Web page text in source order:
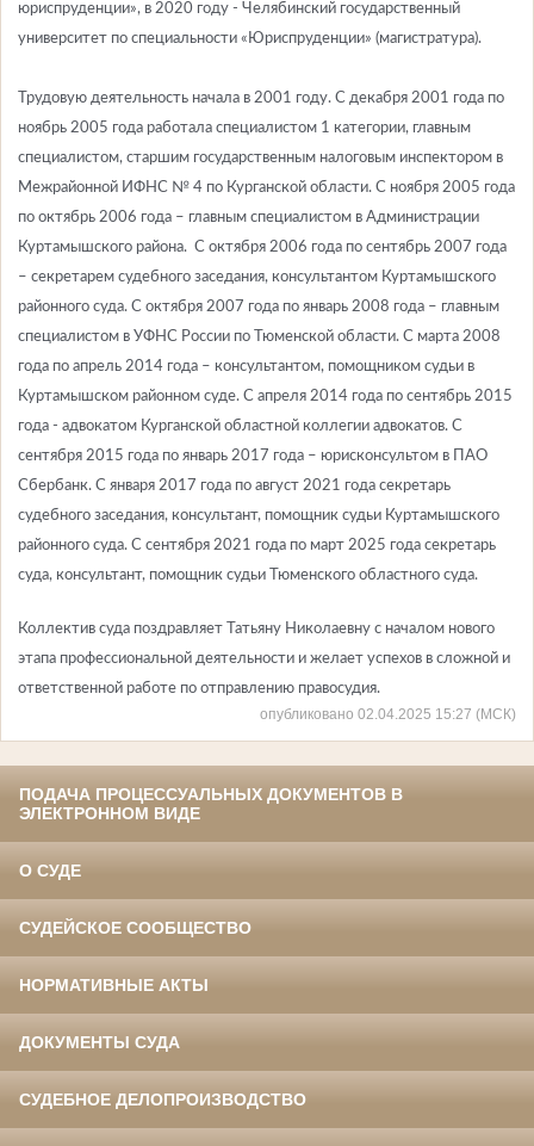
юриспруденции», в 2020 году - Челябинский государственный
университет по специальности «Юриспруденции» (магистратура).
Трудовую деятельность начала в 2001 году. С декабря 2001 года по
ноябрь 2005 года работала специалистом 1 категории, главным
специалистом, старшим государственным налоговым инспектором в
Межрайонной ИФНС № 4 по Курганской области. С ноября 2005 года
по октябрь 2006 года – главным специалистом в Администрации
Куртамышского района. С октября 2006 года по сентябрь 2007 года
– секретарем судебного заседания, консультантом Куртамышского
районного суда. С октября 2007 года по январь 2008 года – главным
специалистом в УФНС России по Тюменской области. С марта 2008
года по апрель 2014 года – консультантом, помощником судьи в
Куртамышском районном суде. С апреля 2014 года по сентябрь 2015
года - адвокатом Курганской областной коллегии адвокатов. С
сентября 2015 года по январь 2017 года – юрисконсультом в ПАО
Сбербанк. С января 2017 года по август 2021 года секретарь
судебного заседания, консультант, помощник судьи Куртамышского
районного суда. С сентября 2021 года по март 2025 года секретарь
суда, консультант, помощник судьи Тюменского областного суда.
Коллектив суда поздравляет Татьяну Николаевну с началом нового
этапа профессиональной деятельности и желает успехов в сложной и
ответственной работе по отправлению правосудия.
опубликовано 02.04.2025 15:27 (МСК)
ПОДАЧА ПРОЦЕССУАЛЬНЫХ ДОКУМЕНТОВ В
ЭЛЕКТРОННОМ ВИДЕ
О СУДЕ
СУДЕЙСКОЕ СООБЩЕСТВО
НОРМАТИВНЫЕ АКТЫ
ДОКУМЕНТЫ СУДА
СУДЕБНОЕ ДЕЛОПРОИЗВОДСТВО